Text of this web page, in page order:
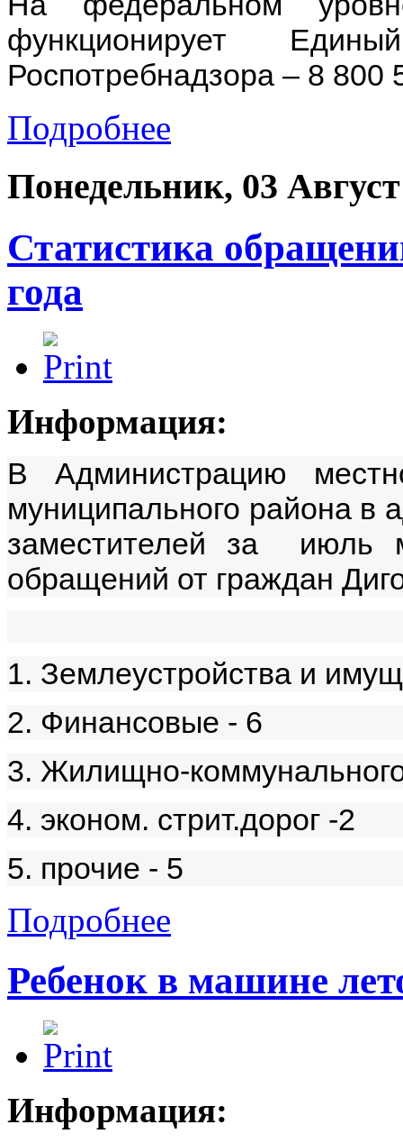
функционирует
Роспотребнадзора – 8 800
Подробнее
Понедельник, 03
Статистика
года
Информация:
В Администрацию
муниципального района в
заместителей за июль
обращений от граждан
1. Землеустройства и
2. Финансовые - 6
3. Жилищно-
4. эконом. стрит.дорог -2
5. прочие - 5
Подробнее
Ребенок в машине
Информация: